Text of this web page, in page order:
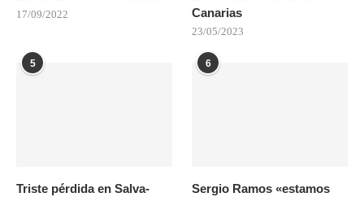
17/09/2022
Canarias
23/05/2023
5
Triste pérdida en Salva-
6
Sergio Ramos «estamos